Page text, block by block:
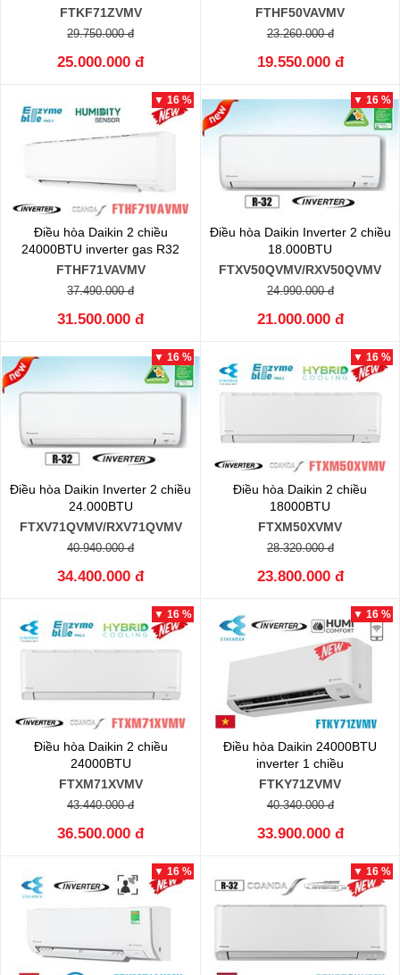
FTKF71ZVMV
29.750.000 đ
25.000.000 đ
FTHF50VAVMV
23.260.000 đ
19.550.000 đ
▼ 16 %
Điều hòa Daikin 2 chiều
24000BTU inverter gas R32
FTHF71VAVMV
37.490.000 đ
31.500.000 đ
▼ 16 %
Điều hòa Daikin Inverter 2 chiều
18.000BTU
FTXV50QVMV/RXV50QVMV
24.990.000 đ
21.000.000 đ
▼ 16 %
Điều hòa Daikin Inverter 2 chiều
24.000BTU
FTXV71QVMV/RXV71QVMV
40.940.000 đ
34.400.000 đ
▼ 16 %
Điều hòa Daikin 2 chiều
18000BTU
FTXM50XVMV
28.320.000 đ
23.800.000 đ
▼ 16 %
Điều hòa Daikin 2 chiều
24000BTU
FTXM71XVMV
43.440.000 đ
36.500.000 đ
▼ 16 %
Điều hòa Daikin 24000BTU
inverter 1 chiều
FTKY71ZVMV
40.340.000 đ
33.900.000 đ
▼ 16 % ▼ 16 %